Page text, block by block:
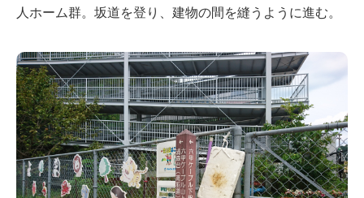
人ホーム群。坂道を登り、建物の間を縫うように進む。